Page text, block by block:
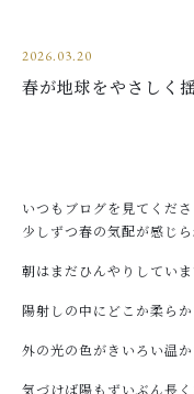
ORDER
注文履歴
HOW TO
ニワトリの飼い方につい
アニマルウェルフェア
2026.03.20
春が地球をやさしく
いつもブログを見てくだ
少しずつ春の気配が感じ
朝はまだひんやりしていま
陽射しの中にどこか柔らか
外の光の色がきいろい温か
気づけば陽もずいぶん長く